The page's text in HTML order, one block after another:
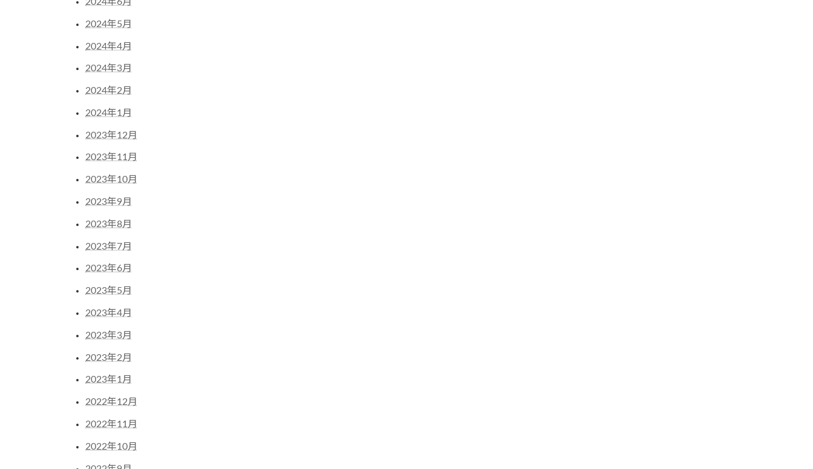
2024年5月
2024年4月
2024年3月
2024年2月
2024年1月
2023年12月
2023年11月
2023年10月
2023年9月
2023年8月
2023年7月
2023年6月
2023年5月
2023年4月
2023年3月
2023年2月
2023年1月
2022年12月
2022年11月
2022年10月